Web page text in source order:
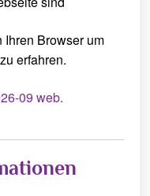
Browser um
erfahren.
09 web.